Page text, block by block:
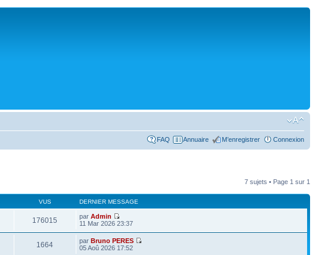
FAQ Annuaire M’enregistrer Connexion
7 sujets • Page 1 sur 1
VUS DERNIER MESSAGE
176015 parAdmin
11 Mar 2026 23:37
1664 parBruno PERES
05 Aoû 2026 17:52